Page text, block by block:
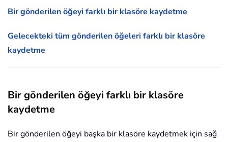
Bir gönderilen öğeyi farklı bir klasöre kaydetme
Gelecekteki tüm gönderilen öğeleri farklı bir klasöre
kaydetme
Bir gönderilen öğeyi farklı bir klasöre
kaydetme
Bir gönderilen öğeyi başka bir klasöre kaydetmek için sağ